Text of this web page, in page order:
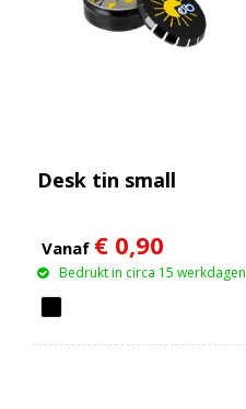
Desk tin small
Vanaf € 0,90
Bedrukt in circa 15 werkdagen